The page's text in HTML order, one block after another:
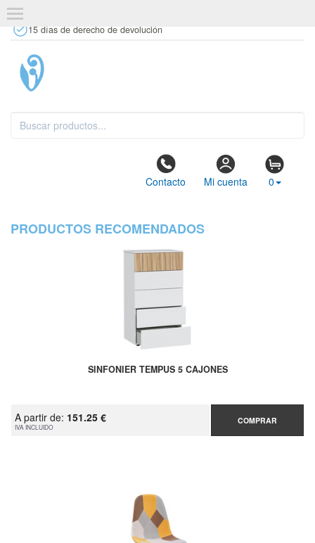
15 días de derecho de devolución
Contacto Mi cuenta 0
PRODUCTOS RECOMENDADOS
SINFONIER TEMPUS 5 CAJONES
A partir de: 151.25 €
IVA INCLUIDO
COMPRAR